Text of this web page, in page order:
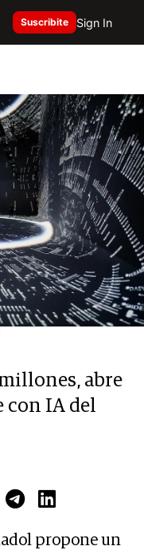
Suscribite Sign In
abre
con IA del
propone un